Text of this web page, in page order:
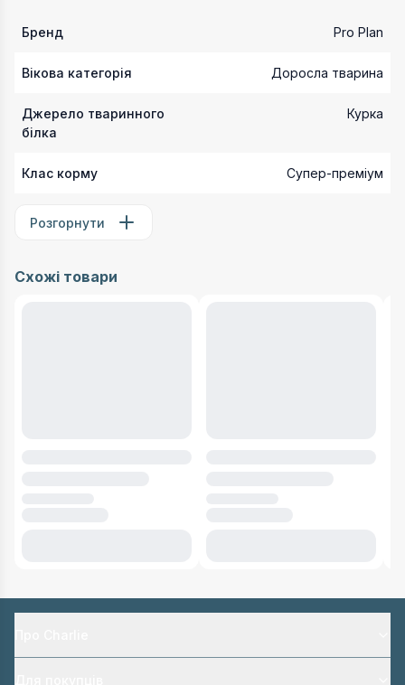
Бренд Pro Plan
Вікова категорія Доросла тварина
Джерело тваринного
білка
Курка
Клас корму Супер-преміум
Розгорнути
Схожі товари